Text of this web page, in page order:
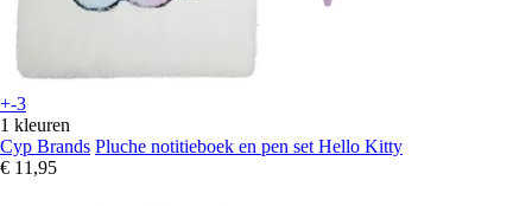
+-3
1 kleuren
Cyp Brands Pluche notitieboek en pen set Hello Kitty
€ 11,95